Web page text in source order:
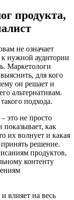
продукта,
не означает
к нужной аудитории
Маркетологи
для кого
он решает и
альтернативам.
подхода.
это не просто
как
их волнует и какая
решение.
продуктов,
контенту
влияет на весь